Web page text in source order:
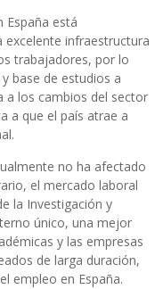
España está
excelente infraestructura
trabajadores, por lo
base de estudios a
a los cambios del sector
a que el país atrae a
no ha afectado
el mercado laboral
la Investigación y
único, una mejor
y las empresas
de larga duración,
empleo en España.